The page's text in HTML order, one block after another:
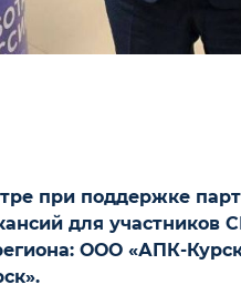
при поддержке
для
ООО «АПК-